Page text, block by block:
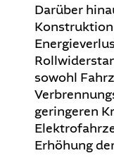
Darüber
sowohl
geringeren
Erhöhung